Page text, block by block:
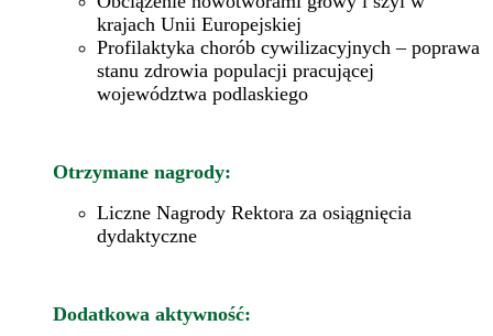
krajach Unii Europejskiej
Profilaktyka chorób cywilizacyjnych – poprawa
stanu zdrowia populacji pracującej
województwa podlaskiego
Otrzymane nagrody:
Liczne Nagrody Rektora za osiągnięcia
dydaktyczne
Dodatkowa aktywność: